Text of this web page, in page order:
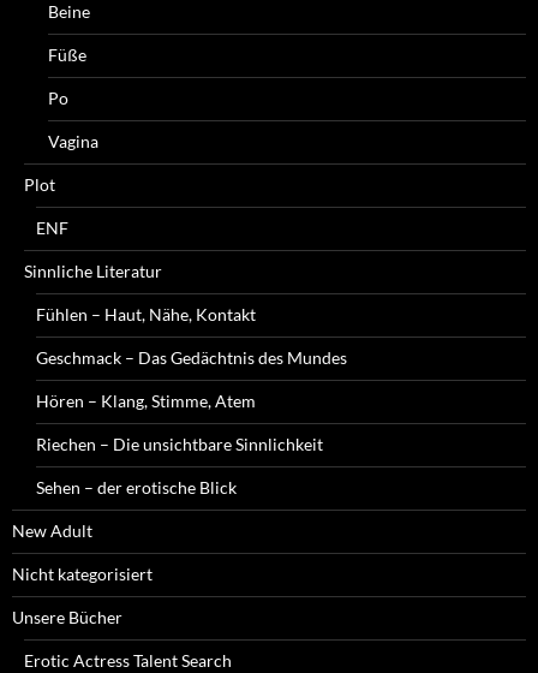
Beine
Füße
Po
Vagina
Plot
ENF
Sinnliche Literatur
Fühlen – Haut, Nähe, Kontakt
Geschmack – Das Gedächtnis des Mundes
Hören – Klang, Stimme, Atem
Riechen – Die unsichtbare Sinnlichkeit
Sehen – der erotische Blick
New Adult
Nicht kategorisiert
Unsere Bücher
Erotic Actress Talent Search